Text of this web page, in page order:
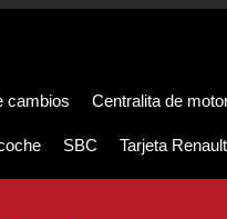
cambios Centralita de
SBC Tarjeta Renault